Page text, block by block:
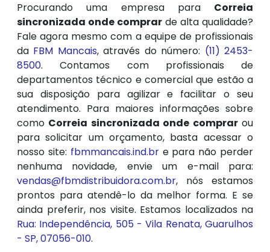
Procurando uma empresa para Correia
sincronizada onde comprar de alta qualidade?
Fale agora mesmo com a equipe de profissionais
da FBM Mancais, através do número: (11) 2453-
8500. Contamos com profissionais de
departamentos técnico e comercial que estão a
sua disposição para agilizar e facilitar o seu
atendimento. Para maiores informações sobre
como Correia sincronizada onde comprarou
para solicitar um orçamento, basta acessar o
nosso site: fbmmancais.ind.bre para não perder
nenhuma novidade, envie um e-mail para:
vendas@fbmdistribuidora.com.br, nós estamos
prontos para atendê-lo da melhor forma. E se
ainda preferir, nos visite. Estamos localizados na
Rua: Independência, 505 - Vila Renata, Guarulhos
- SP, 07056-010.